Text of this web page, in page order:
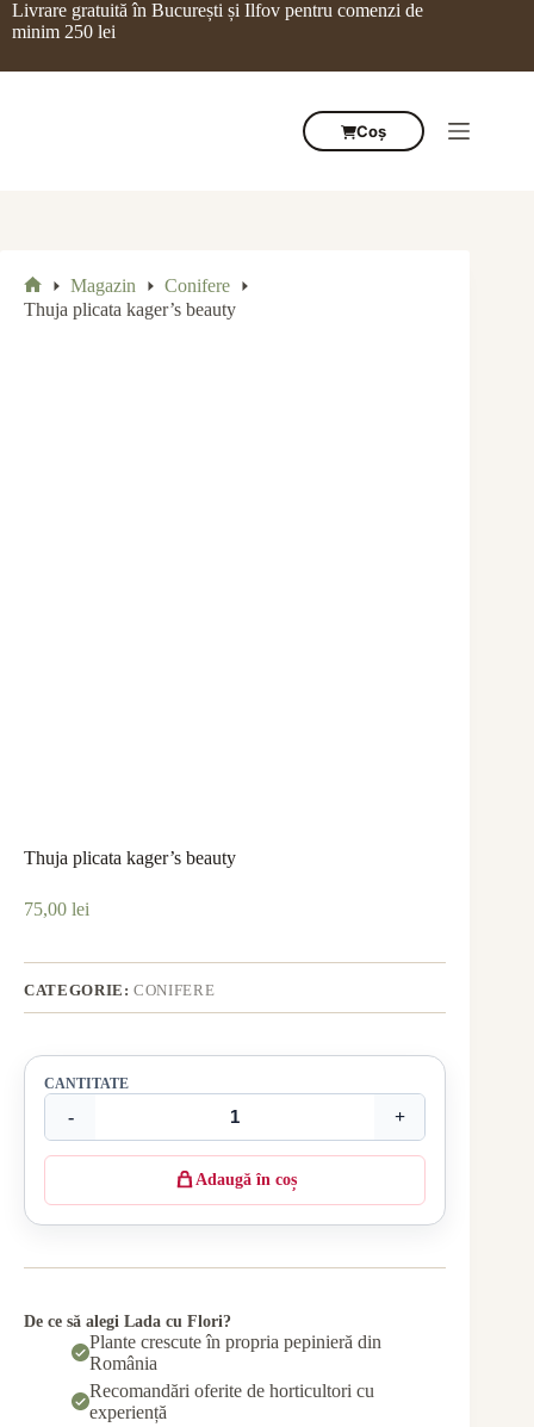
SariLivrare gratuită în București și Ilfov pentru comenzi de
minim 250 lei
Coș
Prima
pagină
Magazin
Conifere
Thuja plicata kager’s beauty
Thuja plicata kager’s beauty
75,00 lei
CATEGORIE:CONIFERE
CANTITATE
- +
Adaugă în coș
De ce să alegi Lada cu Flori?
Plante crescute în propria pepinieră din
România
Recomandări oferite de horticultori cu
experiență